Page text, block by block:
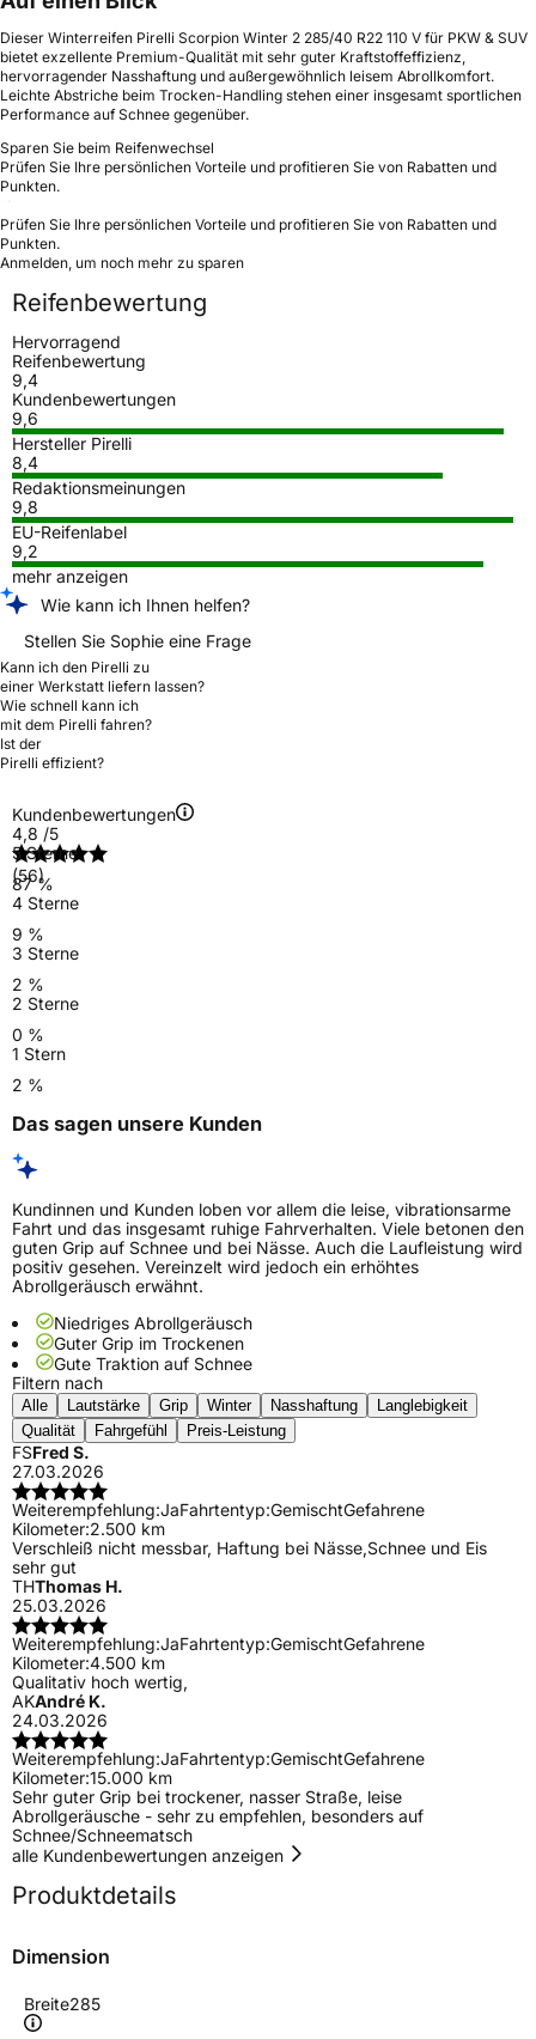
Dieser Winterreifen Pirelli Scorpion Winter 2 285/40 R22 110 V für PKW & SUV
bietet exzellente Premium-Qualität mit sehr guter Kraftstoffeffizienz,
hervorragender Nasshaftung und außergewöhnlich leisem Abrollkomfort.
Leichte Abstriche beim Trocken-Handling stehen einer insgesamt sportlichen
Performance auf Schnee gegenüber.
Sparen Sie beim Reifenwechsel
Prüfen Sie Ihre persönlichen Vorteile und profitieren Sie von Rabatten und
Punkten.
Prüfen Sie Ihre persönlichen Vorteile und profitieren Sie von Rabatten und
Punkten.
Anmelden, um noch mehr zu sparen
Reifenbewertung
Hervorragend
Reifenbewertung
9,4
Kundenbewertungen
9,6
Hersteller Pirelli
8,4
Redaktionsmeinungen
9,8
EU-Reifenlabel
9,2
mehr anzeigen
Wie kann ich Ihnen helfen?
Stellen Sie Sophie eine Frage
Kann ich den Pirelli zu
einer Werkstatt liefern lassen?
Wie schnell kann ich
mit dem Pirelli fahren?
Ist der
Pirelli effizient?
Kundenbewertungen
4,8 /5
(56)
5 Sterne
87 %
4 Sterne
9 %
3 Sterne
2 %
2 Sterne
0 %
1 Stern
2 %
Das sagen unsere Kunden
Kundinnen und Kunden loben vor allem die leise, vibrationsarme
Fahrt und das insgesamt ruhige Fahrverhalten. Viele betonen den
guten Grip auf Schnee und bei Nässe. Auch die Laufleistung wird
positiv gesehen. Vereinzelt wird jedoch ein erhöhtes
Abrollgeräusch erwähnt.
Niedriges Abrollgeräusch
Guter Grip im Trockenen
Gute Traktion auf Schnee
Filtern nach
Alle Lautstärke Grip Winter Nasshaftung
Langlebigkeit
Qualität
Fahrgefühl Preis-Leistung
FSFred S.
27.03.2026
Weiterempfehlung:JaFahrtentyp:GemischtGefahrene
Kilometer:2.500 km
Verschleiß nicht messbar, Haftung bei Nässe,Schnee und Eis
sehr gut
THThomas H.
25.03.2026
Weiterempfehlung:JaFahrtentyp:GemischtGefahrene
Kilometer:4.500 km
Qualitativ hoch wertig,
AKAndré K.
24.03.2026
Weiterempfehlung:JaFahrtentyp:GemischtGefahrene
Kilometer:15.000 km
Sehr guter Grip bei trockener, nasser Straße, leise
Abrollgeräusche - sehr zu empfehlen, besonders auf
Schnee/Schneematsch
alle Kundenbewertungen anzeigen
Produktdetails
Dimension
Breite285